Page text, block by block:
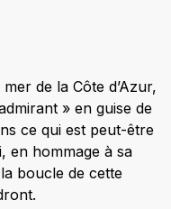
de la Côte d’Azur,
» en guise de
ce qui est peut-être
en hommage à sa
boucle de cette